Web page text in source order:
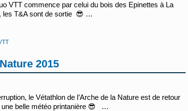
VTT commence par celui du bois des Epinettes à La
les T&A sont de sortie 😎 …
2015
le Vétathlon de l’Arche de la Nature est de retour
une belle météo printanière 😎 …